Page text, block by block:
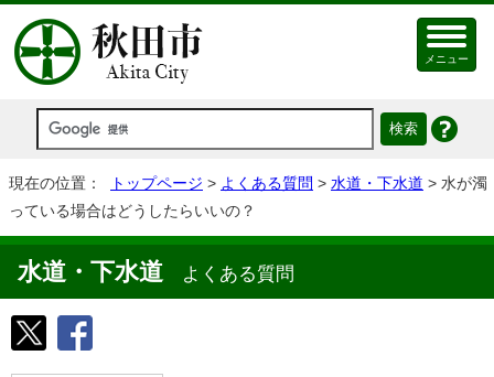
メニュー
現在の位置： トップページ > よくある質問 > 水道・下水道 > 水が濁
っている場合はどうしたらいいの？
水道・下水道よくある質問